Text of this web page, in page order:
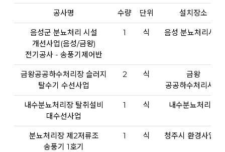
공사명 수량 단위 설치장소
음성군 분뇨처리 시설
개선사업(음성/금왕)
전기공사 - 송풍기제어반
1 식 음성 분뇨처리시설
금왕공공하수처리장 슬러지
탈수기 수선사업
2 식
금왕
공공하수처리시설
내수분뇨처리장 탈취설비
대수선사업
1 식 내수분뇨처리장
분뇨처리장 제2저류조
송풍기 1호기
1 식 청주시 환경사업소